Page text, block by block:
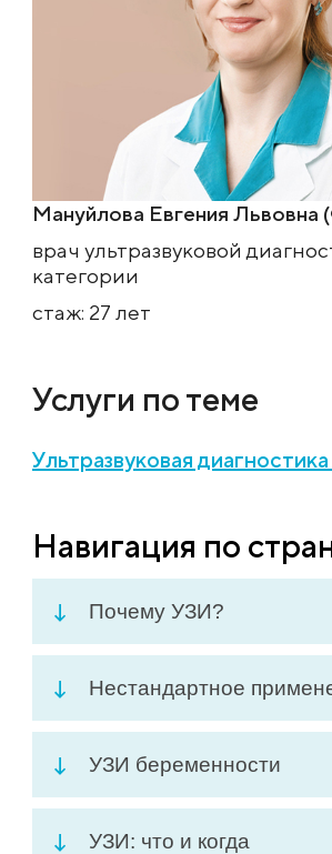
Мануйлова Евгения Львовна
врач ультразвуковой
категории
стаж: 27 лет
Услуги по теме
Ультразвуковая
Навигация по
Почему УЗИ?
Нестандартное
УЗИ беременности
УЗИ: что и когда